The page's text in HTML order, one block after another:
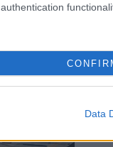
authentication
Data
ΟΣΕ
και